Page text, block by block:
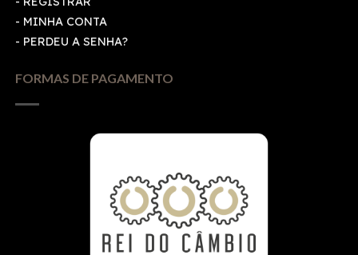
- MINHA CONTA
- PERDEU A SENHA?
FORMAS DE PAGAMENTO